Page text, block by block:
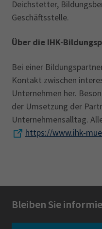
Deichstetter,
Geschäfts­stelle.
Über die IHK-
Bei einer
Kontakt zwischen
Unternehmen her.
der Umsetzung der
Unternehmensalltag.
https://www.ihk-
Bleiben Sie